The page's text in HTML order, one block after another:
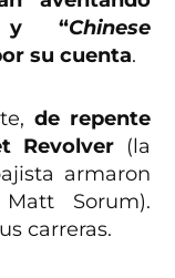
“Chinese
su cuenta.
de repente
Revolver(la
armaron
Sorum).
carreras.